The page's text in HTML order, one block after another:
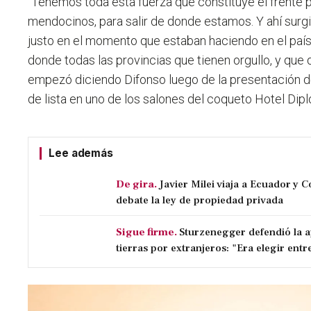
mendocinos, para salir de donde estamos. Y ahí
justo en el momento que estaban haciendo en el
donde todas las provincias que tienen orgullo, y que
empezó diciendo Difonso luego de la presentación
de lista en uno de los salones del coqueto Hotel
Lee además
De gira.Javier Milei viaja a Ecuador y
debate la ley de propiedad privada
Sigue firme. Sturzenegger defendió la
tierras por extranjeros: "Era elegir